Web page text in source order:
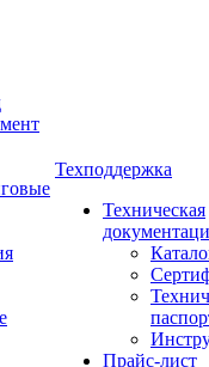
Техподдержка
Техническая
Прайс-лист